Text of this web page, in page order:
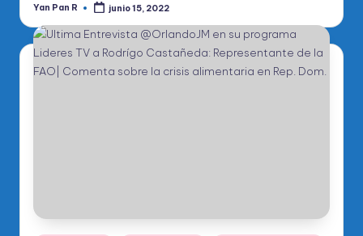
Publicado
Yan Pan R junio 15, 2022